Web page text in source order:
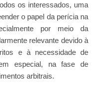
os interessados, uma
o papel da perícia na
por meio da
relevante devido à
e à necessidade de
especial, na fase de
arbitrais.